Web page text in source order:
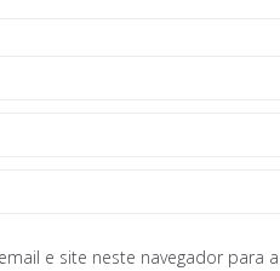
e site neste navegador para